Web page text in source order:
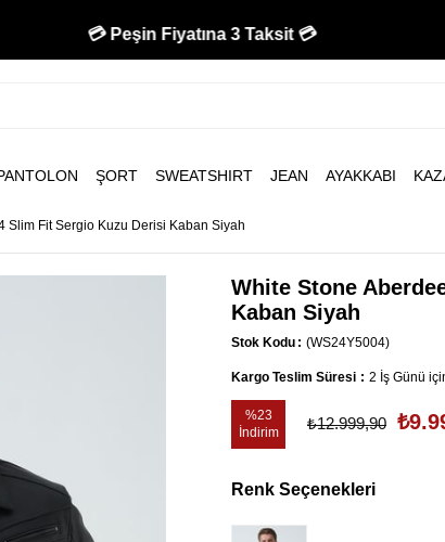
💳 Peşin Fiyatına 3 Taksit 💳
🚚 750 TL Üzeri Kargo Bedava 🚚
ŞORT SWEATSHIRT JEAN AYAKKABI
Slim Fit Sergio Kuzu Derisi Kaban Siyah
White Stone
Kaban Siyah
Stok Kodu (WS24Y5004)
Kargo Teslim Süresi : 2 İş Günü
%23
İndirim
₺12.999,90
Renk Seçenekleri